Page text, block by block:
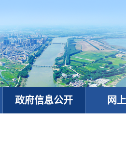
政府信息公开 网